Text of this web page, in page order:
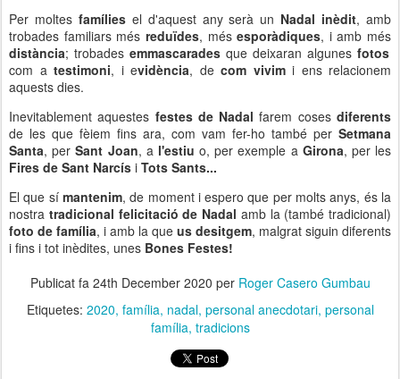
Per moltesfamíliesel d'aquest any serà un Nadal inèdit, amb
trobades familiars més reduïdes, mésesporàdiques, i amb més
distància; trobades emmascarades que deixaran algunes fotos
com atestimoni, i evidència, de com vivimi ens relacionem
aquests dies.
Inevitablement aquestes festes de Nadal farem cosesdiferents
de les que fèiem fins ara, com vam fer-ho també per Setmana
Santa, per Sant Joan, al'estiu o, per exemple aGirona, per les
Fires de Sant Narcís i Tots Sants...
El que sí mantenim, de moment i espero que per molts anys, és la
nostra tradicional felicitació de Nadal amb la (també tradicional)
foto de família, i amb la que us desitgem, malgrat siguin diferents
i fins i tot inèdites, unes Bones Festes!
Publicat fa 24th December 2020 per Roger Casero Gumbau
Etiquetes: 2020 família nadal personal anecdotari personal
família tradicions